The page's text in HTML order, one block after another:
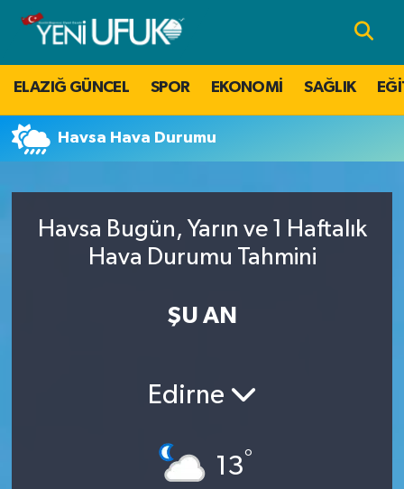
ELAZIĞ GÜNCEL SPOR EKONOMİ SAĞLIK
Havsa Hava Durumu
Havsa Bugün, Yarın ve 1 Haftalık
Hava Durumu Tahmini
ŞU AN
Edirne
13°
Nöbetçi Eczaneler
Hava Durumu
Namaz Vakitleri
Süper Lig Puan Durumu ve Fikstür